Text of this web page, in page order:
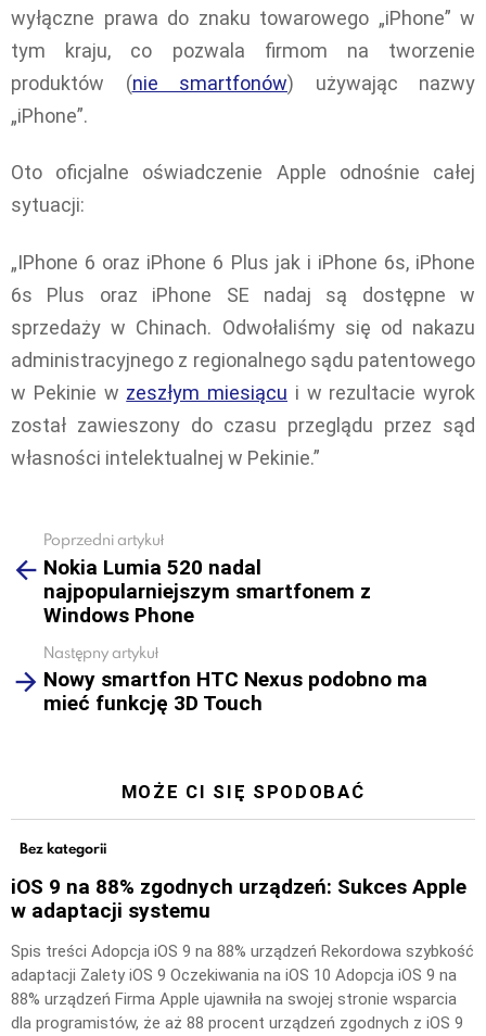
wyłączne prawa do znaku towarowego „iPhone” w
tym kraju, co pozwala firmom na tworzenie
produktów (nie smartfonów) używając nazwy
„iPhone”.
Oto oficjalne oświadczenie Apple odnośnie całej
sytuacji:
„IPhone 6 oraz iPhone 6 Plus jak i iPhone 6s, iPhone
6s Plus oraz iPhone SE nadaj są dostępne w
sprzedaży w Chinach. Odwołaliśmy się od nakazu
administracyjnego z regionalnego sądu patentowego
w Pekinie w zeszłym miesiącu i w rezultacie wyrok
został zawieszony do czasu przeglądu przez sąd
własności intelektualnej w Pekinie.”
more
Poprzedni artykuł
Nokia Lumia 520 nadal
najpopularniejszym smartfonem z
Windows Phone
Następny artykuł
Nowy smartfon HTC Nexus podobno ma
mieć funkcję 3D Touch
MOŻE CI SIĘ SPODOBAĆ
Bez kategorii
iOS 9 na 88% zgodnych urządzeń: Sukces Apple
w adaptacji systemu
Spis treści Adopcja iOS 9 na 88% urządzeń Rekordowa szybkość
adaptacji Zalety iOS 9 Oczekiwania na iOS 10 Adopcja iOS 9 na
88% urządzeń Firma Apple ujawniła na swojej stronie wsparcia
dla programistów, że aż 88 procent urządzeń zgodnych z iOS 9